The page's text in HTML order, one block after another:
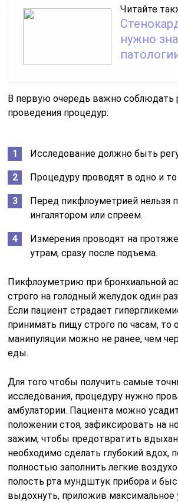
Читайте
нужно
В первую очередь важно
проведения процедур:
Исследование должно быть
Процедуру проводят в одно и
Перед пикфлоуметрией нельзя
ингалятором или спреем.
Измерения проводят на
утрам, сразу после подъема.
Пикфлоуметрию при бронхиальной
строго на голодный желудок один
Если пациент страдает
принимать пищу строго по часам, то
манипуляции можно не ранее, чем
еды.
Для того чтобы получить самые
исследования, процедуру нужно
амбулатории. Пациента можно
положении стоя, зафиксировать на
зажим, чтобы предотвратить
необходимо сделать глубокий вдох,
полностью заполнить легкие
полость рта мундштук прибора и
выдохнуть, приложив максимальное